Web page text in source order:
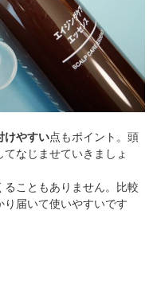
けやすい点もポイント。頭
なじませていきましょ
こともありません。比較
届いて使いやすいです